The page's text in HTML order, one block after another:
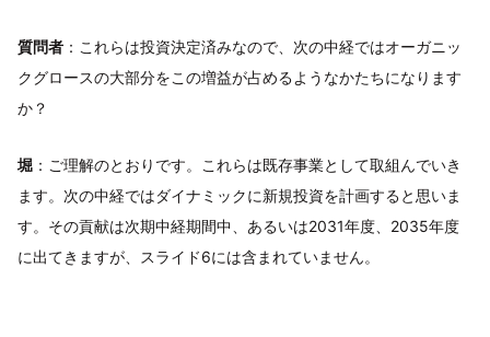
質問者 ：これらは投資決定済みなので、次の中経ではオーガニッ
クグロースの大部分をこの増益が占めるようなかたちになります
か？
堀 ：ご理解のとおりです。これらは既存事業として取組んでいき
ます。次の中経ではダイナミックに新規投資を計画すると思いま
す。その貢献は次期中経期間中、あるいは2031年度、2035年度
に出てきますが、スライド6には含まれていません。